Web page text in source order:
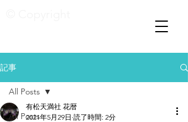
記事
All Posts
All Posts
有松天満社 花暦
2021年5月29日 読了時間: 2分